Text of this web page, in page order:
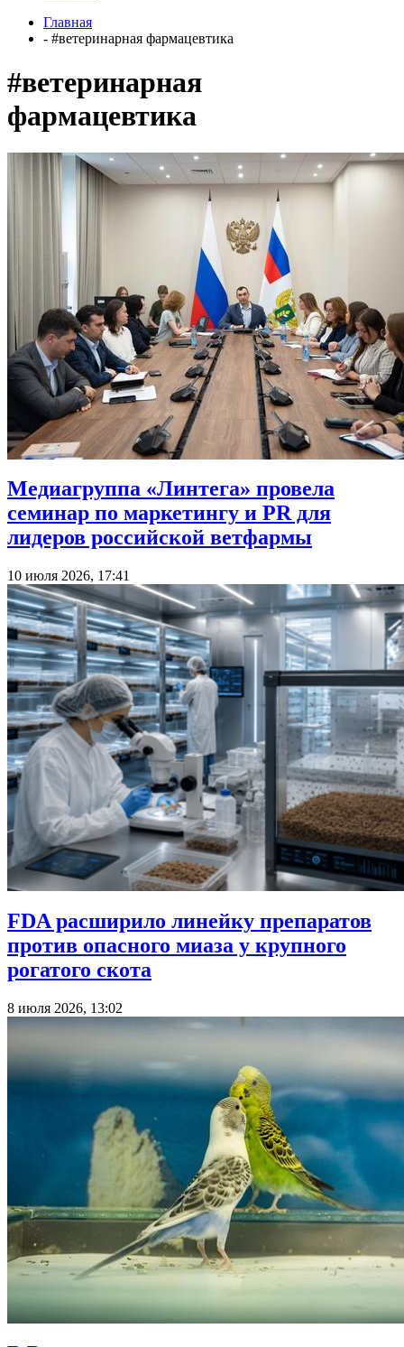
Главная
- #ветеринарная фармацевтика
#ветеринарная
фармацевтика
Медиагруппа «Линтега» провела
семинар по маркетингу и PR для
лидеров российской ветфармы
10 июля 2026, 17:41
FDA расширило линейку препаратов
против опасного миаза у крупного
рогатого скота
8 июля 2026, 13:02